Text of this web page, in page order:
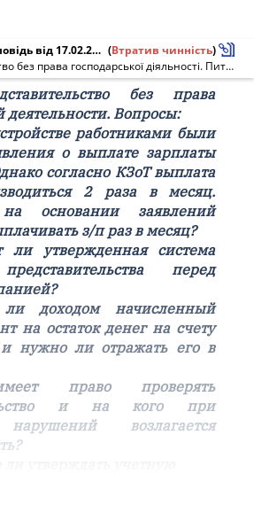
Запитання-відповідь від 17.02.2010 (Втратив чинність)
У нас представництво без права господарської діяльності. Питання: 1. При працевлаштуванні працівниками були написані заяви про виплату зарплати раз на місяць. Однак згідно із КЗпП виплата повинна проводитися 2 рази на місяць. Чи можна на підставі заяв працівників виплачувати з/п раз на місяць? 2. Чи існує затверджена система звітності представництва перед основною компанією? 3. Чи є доходом нарахований банком відсоток на залишок грошей на рахунку підприємства і чи потрібно відображати його в декларації? 4. Хто має право перевіряти представництво і на кого при виявленні порушень покладається відповідальність? 5. Чи необхідно затверджувати облікову політику для представництва?
без права
деятельности. Вопросы:
работниками были
о выплате зарплаты
согласно КЗоТ выплата
2 раза в месяц.
основании заявлений
з/п раз в месяц?
ли утвержденная система
перед
доходом начисленный
на остаток денег на счету
нужно ли отражать его в
право проверять
и на кого при
возлагается